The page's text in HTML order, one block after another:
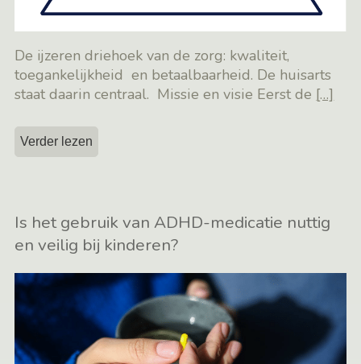
De ijzeren driehoek van de zorg: kwaliteit,
toegankelijkheid en betaalbaarheid. De huisarts
staat daarin centraal. Missie en visie Eerst de […]
Verder lezen
Is het gebruik van ADHD-medicatie nuttig
en veilig bij kinderen?